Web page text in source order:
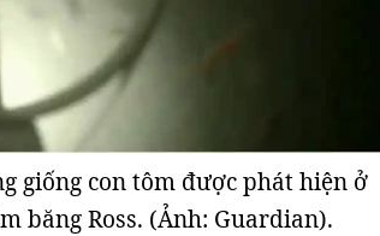
giống con tôm được phát hiện ở
băng Ross. (Ảnh: Guardian).